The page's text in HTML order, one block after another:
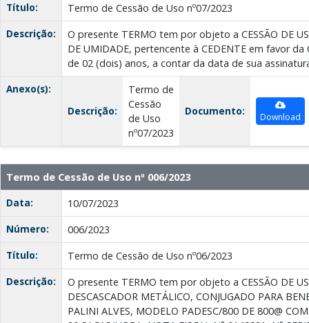
Título:
Termo de Cessão de Uso nº07/2023
Descrição:
O presente TERMO tem por objeto a CESSÃO DE
DE UMIDADE, pertencente à CEDENTE em favor da
de 02 (dois) anos, a contar da data de sua
Anexo(s):
Descrição:
Termo de
Cessão
de Uso
nº07/2023
Documento: Download
Termo de Cessão de Uso nº 006/2023
Data:
10/07/2023
Número:
006/2023
Título:
Termo de Cessão de Uso nº06/2023
Descrição:
O presente TERMO tem por objeto a CESSÃO DE
DESCASCADOR METÁLICO, CONJUGADO PARA
PALINI ALVES, MODELO РADESC/800 DE 800@